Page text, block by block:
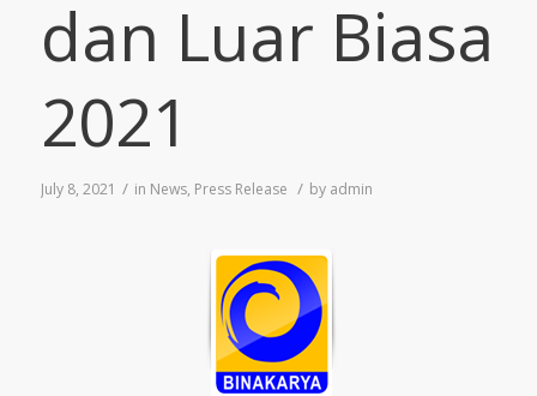
dan Luar Biasa
2021
July 8, 2021 / in News, Press Release / by admin